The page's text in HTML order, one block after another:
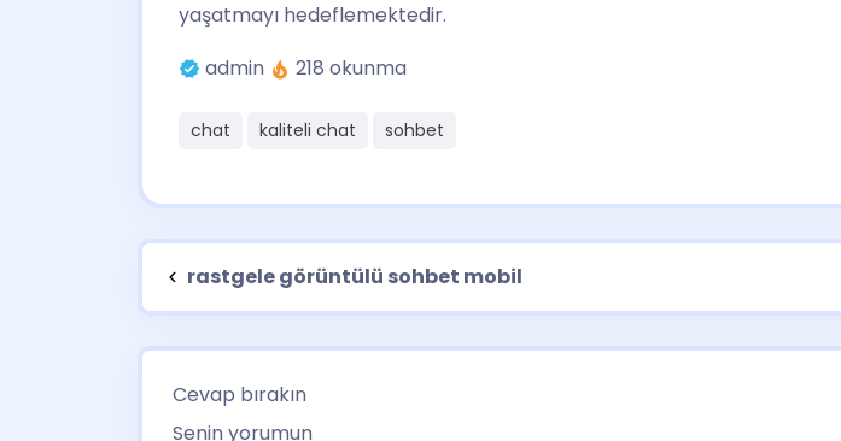
yaşatmayı hedeflemektedir.
admin
218 okunma
chat kaliteli chat sohbet
rastgele görüntülü sohbet mobil
Cevap bırakın
Senin yorumun